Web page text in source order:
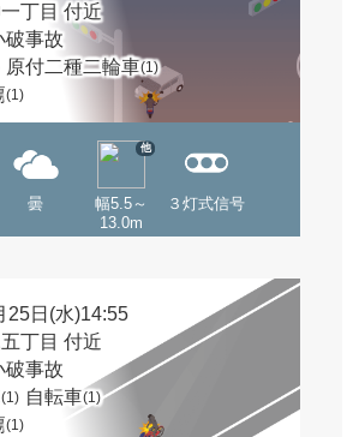
丁目 付近
破事故
原付二種二輪車(1)
(1)
曇
幅5.5～
13.0m
他
３灯式信号
25日(水)14:55
丁目 付近
破事故
(1) 自転車(1)
(1)